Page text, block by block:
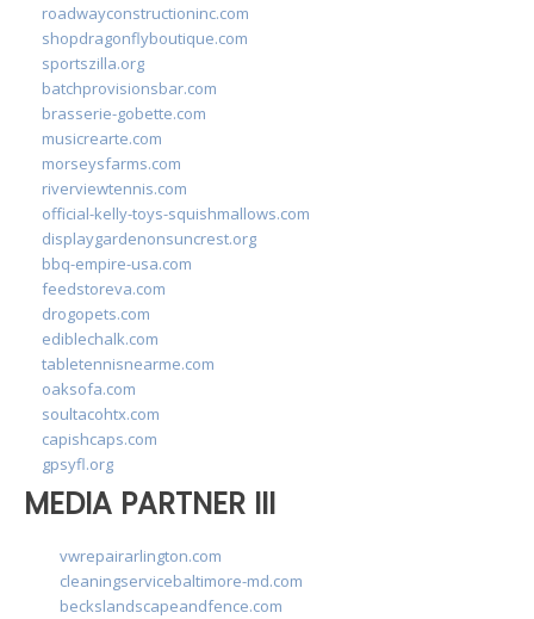
roadwayconstructioninc.com
shopdragonflyboutique.com
sportszilla.org
batchprovisionsbar.com
brasserie-gobette.com
musicrearte.com
morseysfarms.com
riverviewtennis.com
official-kelly-toys-squishmallows.com
displaygardenonsuncrest.org
bbq-empire-usa.com
feedstoreva.com
drogopets.com
ediblechalk.com
tabletennisnearme.com
oaksofa.com
soultacohtx.com
capishcaps.com
gpsyfl.org
MEDIA PARTNER III
vwrepairarlington.com
cleaningservicebaltimore-md.com
beckslandscapeandfence.com